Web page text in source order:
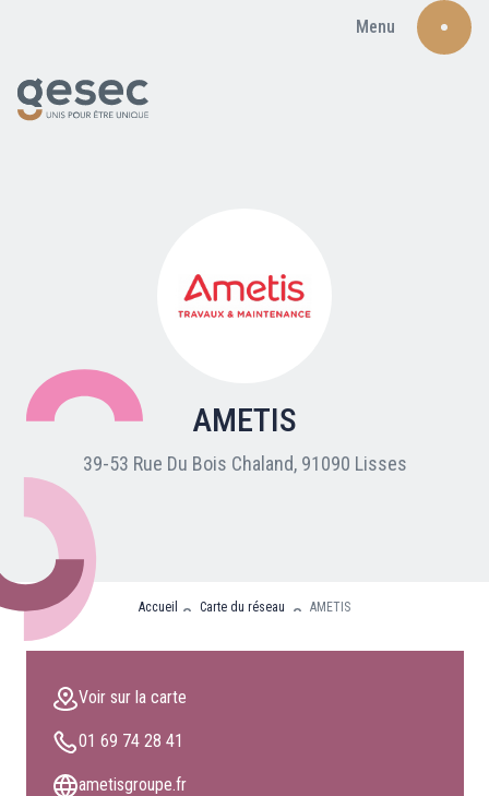
Menu
Nos adhérents
Carte du réseau
Nos partenaires
Clients professionnels
AMETIS
39-53 Rue Du Bois Chaland, 91090 Lisses
Accueil Carte du réseau AMETIS
Voir sur la carte
01 69 74 28 41
ametisgroupe.fr